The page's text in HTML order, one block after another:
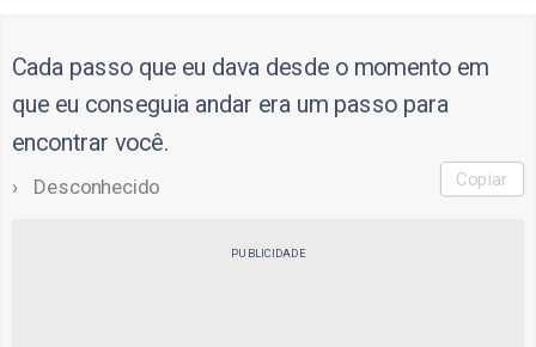
Cada passo que eu dava desde o momento em
que eu conseguia andar era um passo para
encontrar você.
Desconhecido Copiar
PUBLICIDADE